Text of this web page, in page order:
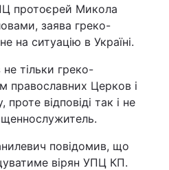
протоєрей Микола
заява греко-
на ситуацію в Україні.
тільки греко-
православних Церков і
відповіді так і не
повідомив, що
вірян УПЦ КП.